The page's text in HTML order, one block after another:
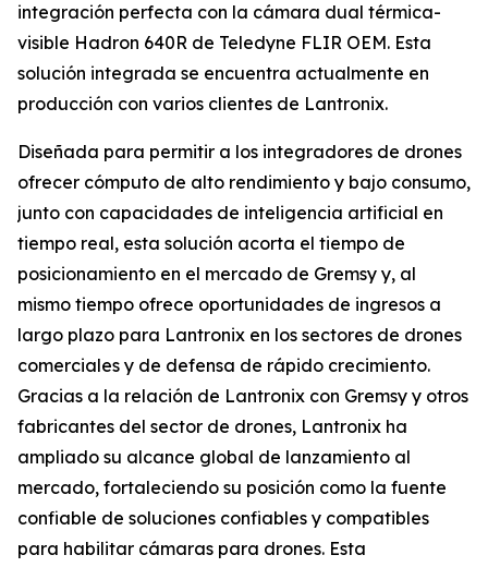
integración perfecta con la cámara dual térmica-
visible Hadron 640R de Teledyne FLIR OEM. Esta
solución integrada se encuentra actualmente en
producción con varios clientes de Lantronix.
Diseñada para permitir a los integradores de drones
ofrecer cómputo de alto rendimiento y bajo consumo,
junto con capacidades de inteligencia artificial en
tiempo real, esta solución acorta el tiempo de
posicionamiento en el mercado de Gremsy y, al
mismo tiempo ofrece oportunidades de ingresos a
largo plazo para Lantronix en los sectores de drones
comerciales y de defensa de rápido crecimiento.
Gracias a la relación de Lantronix con Gremsy y otros
fabricantes del sector de drones, Lantronix ha
ampliado su alcance global de lanzamiento al
mercado, fortaleciendo su posición como la fuente
confiable de soluciones confiables y compatibles
para habilitar cámaras para drones. Esta